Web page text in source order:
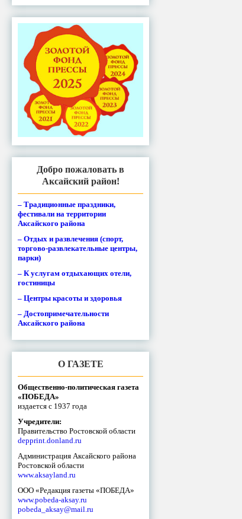
Добро пожаловать в
Аксайский район!
– Традиционные праздники,
фестивали на территории
Аксайского района
– Отдых и развлечения (спорт,
торгово-развлекательные центры,
парки)
– К услугам отдыхающих отели,
гостиницы
– Центры красоты и здоровья
– Достопримечательности
Аксайского района
О ГАЗЕТЕ
Общественно-политическая газета
«ПОБЕДА»
издается с 1937 года
Учредители:
Правительство Ростовской области
depprint.donland.ru
Администрация Аксайского района
Ростовской области
www.aksayland.ru
ООО «Редакция газеты «ПОБЕДА»
www.pobeda-aksay.ru
pobeda_aksay@mail.ru